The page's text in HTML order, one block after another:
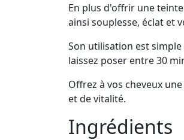
En plus d'offrir une
ainsi souplesse, éclat et
Son utilisation est
laissez poser entre 30
Offrez à vos cheveux
et de vitalité.
Ingrédients